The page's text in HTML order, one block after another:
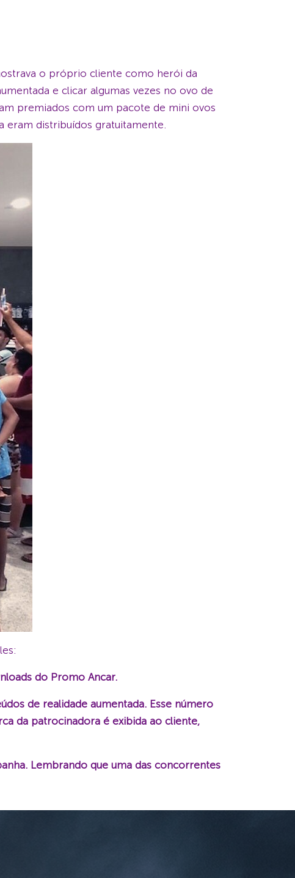
o próprio cliente como herói da
e clicar algumas vezes no ovo de
premiados com um pacote de mini ovos
eram distribuídos gratuitamente.
do Promo Ancar.
de realidade aumentada. Esse número
da patrocinadora é exibida ao cliente,
Lembrando que uma das concorrentes